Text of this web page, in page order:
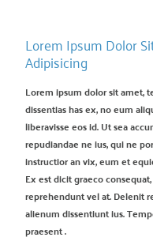
Lorem Ipsum Dolor
Adipisicing
Lorem ipsum dolor sit amet,
dissentias has ex, no eum
liberavisse eos id. Ut sea
repudiandae ne ius, qui ne
instructior an vix, eum et
Ex est dicit graeco
reprehendunt vel at. Delenit
alienum dissentiunt ius.
praesent .